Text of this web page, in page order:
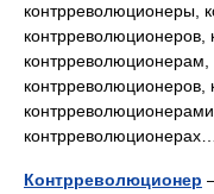
контрреволюционеры,
контрреволюционеров,
контрреволюционерам,
контрреволюционеров,
Контрреволюционер